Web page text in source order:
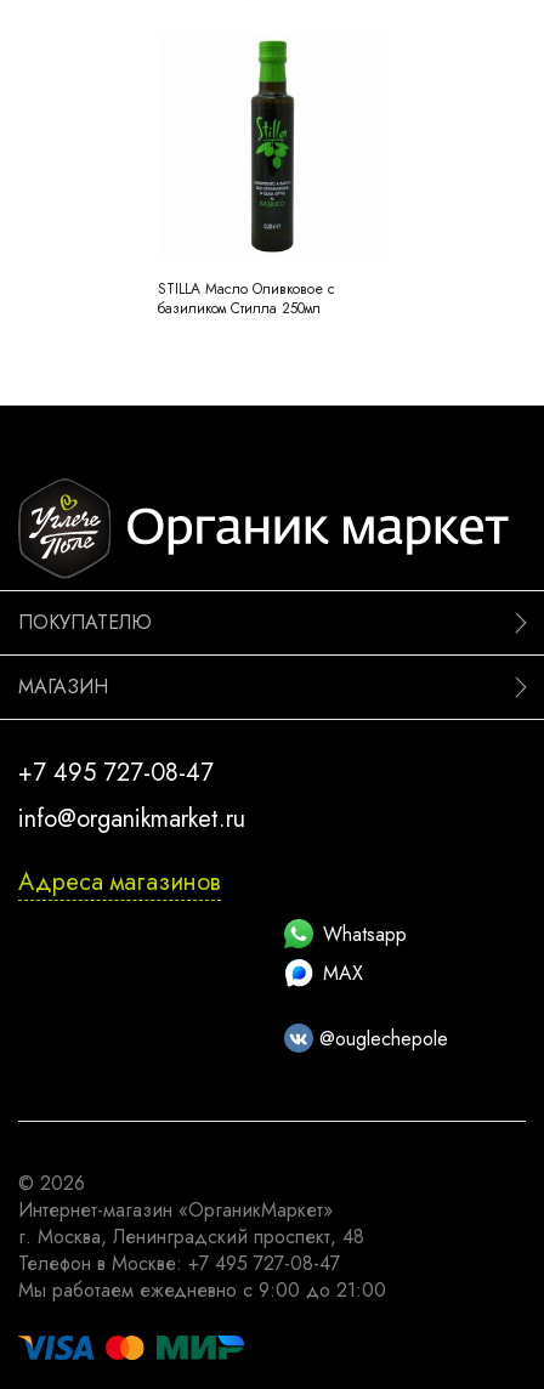
STILLA Масло Оливковое с
базиликом Стилла 250мл
ПОКУПАТЕЛЮ
МАГАЗИН
+7 495 727-08-47
info@organikmarket.ru
Адреса магазинов
Whatsapp
MAX
@ouglechepole
© 2026
Интернет-магазин «ОрганикМаркет»
г. Москва, Ленинградский проспект, 48
Телефон в Москве: +7 495 727-08-47
Мы работаем ежедневно с 9:00 до 21:00